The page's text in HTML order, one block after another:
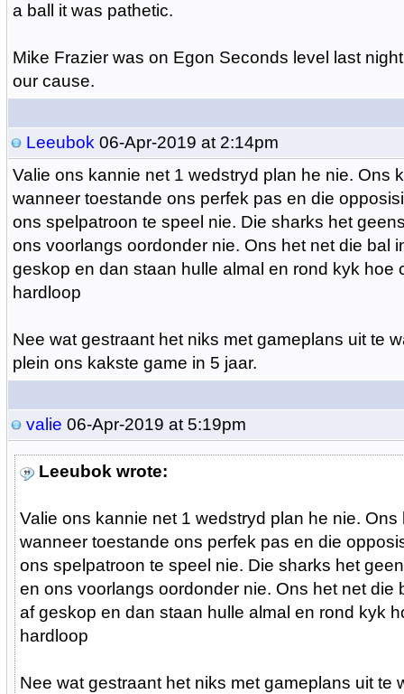
a ball it was pathetic.
Mike Frazier was on Egon Seconds level last
our cause.
Leeubok 06-Apr-2019 at 2:14pm
Valie ons kannie net 1 wedstryd plan he nie. Ons
wanneer toestande ons perfek pas en die
ons spelpatroon te speel nie. Die sharks het
ons voorlangs oordonder nie. Ons het net die bal
geskop en dan staan hulle almal en rond kyk hoe
hardloop
Nee wat gestraant het niks met gameplans uit te
plein ons kakste game in 5 jaar.
valie 06-Apr-2019 at 5:19pm
Leeubok wrote:
Valie ons kannie net 1 wedstryd plan he nie. Ons
wanneer toestande ons perfek pas en die
ons spelpatroon te speel nie. Die sharks het
en ons voorlangs oordonder nie. Ons het net die
af geskop en dan staan hulle almal en rond kyk
hardloop
Nee wat gestraant het niks met gameplans uit te